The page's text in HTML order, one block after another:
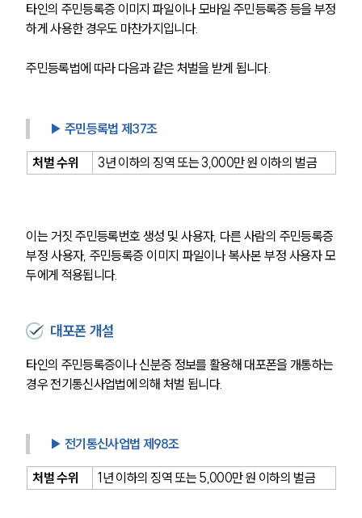
타인의 주민등록증 이미지 파일이나 모바일 주민등록증 등을 부정
하게 사용한 경우도 마찬가지입니다.
주민등록법에 따라 다음과 같은 처벌을 받게 됩니다.
▶ 주민등록법 제37조
처벌 수위 3년 이하의 징역 또는 3,000만 원 이하의 벌금
이는 거짓 주민등록번호 생성 및 사용자, 다른 사람의 주민등록증
부정 사용자, 주민등록증 이미지 파일이나 복사본 부정 사용자 모
두에게 적용됩니다.
대포폰 개설
타인의 주민등록증이나 신분증 정보를 활용해 대포폰을 개통하는
경우 전기통신사업법에 의해 처벌 됩니다.
▶ 전기통신사업법 제98조
처벌 수위 1년 이하의 징역 또는 5,000만 원 이하의 벌금